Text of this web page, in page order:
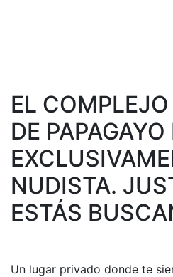
EL
DE PAPAGAYO
NUDISTA.
ESTÁS
Un lugar privado donde te